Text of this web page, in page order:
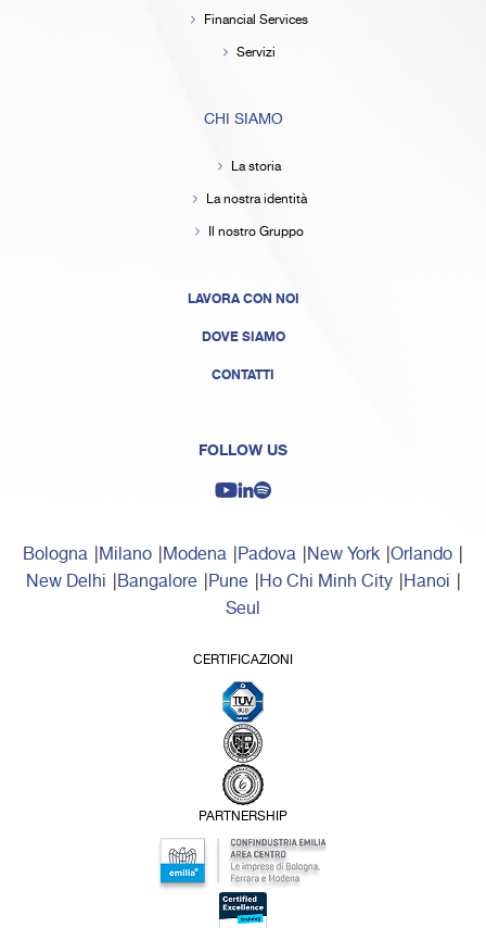
Financial Services
Servizi
CHI SIAMO
La storia
La nostra identità
Il nostro Gruppo
LAVORA CON NOI
DOVE SIAMO
CONTATTI
FOLLOW US
Bologna Milano Modena Padova New York Orlando
New Delhi Bangalore Pune Ho Chi Minh City Hanoi
Seul
CERTIFICAZIONI
PARTNERSHIP